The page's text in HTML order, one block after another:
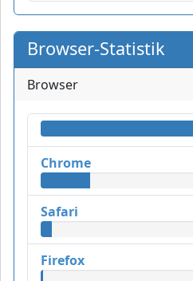
Browser-Statistik
Browser
Chrome
Safari
Firefox